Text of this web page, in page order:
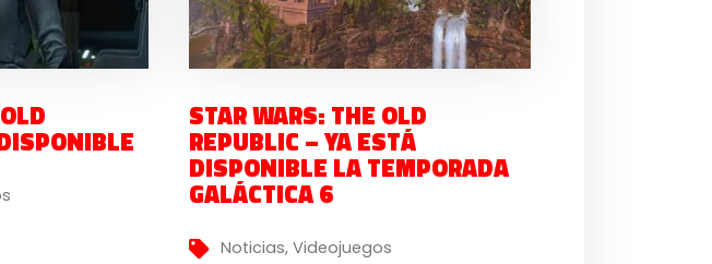
STAR WARS: THE OLD
REPUBLIC – YA ESTÁ
DISPONIBLE LA TEMPORADA
GALÁCTICA 6
Noticias,Videojuegos